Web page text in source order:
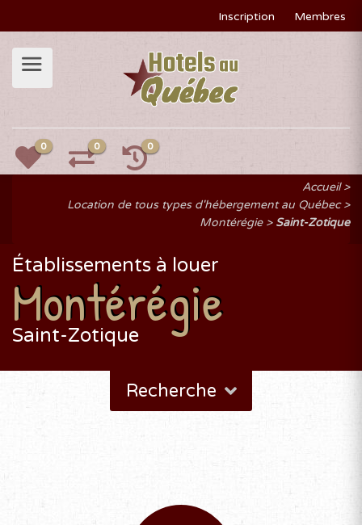
Inscription Membres
0 0 0
Accueil
Location de tous types d'hébergement au Québec
Montérégie
Saint-Zotique
Établissements à louer
Montérégie
Saint-Zotique
Recherche